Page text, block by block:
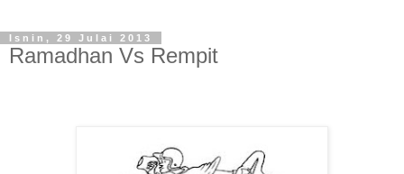
Isnin, 29 Julai 2013
Ramadhan Vs Rempit